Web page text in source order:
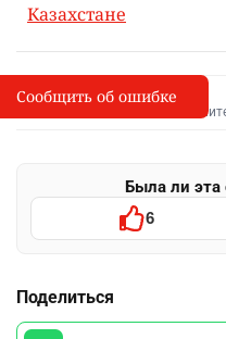
Казахстане
I
Сообщить об опечатке
Выделите фрагмент и
Была ли эта
6
Поделиться
Сообщить об ошибке